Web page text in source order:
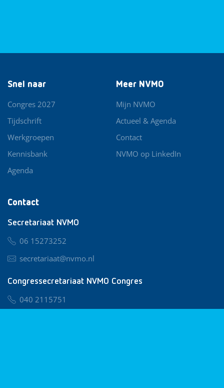
Contact
Secretariaat NVMO
06 15273252
secretariaat@nvmo.nl
Congressecretariaat NVMO Congres
040 2115751
Snel naar
Congres 2027
Tijdschrift
Werkgroepen
Kennisbank
Agenda
Meer NVMO
Mijn NVMO
Actueel & Agenda
Contact
NVMO op LinkedIn